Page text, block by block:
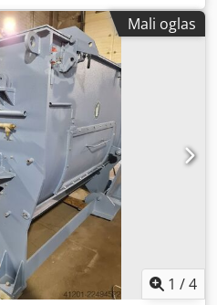
i čišćenje tvrdih
t/h protok) i folija (1,2-1,6 t/h)
2300 mm Standardna
od 2,5 mm Sa klinastim
Mali oglas
1 /4